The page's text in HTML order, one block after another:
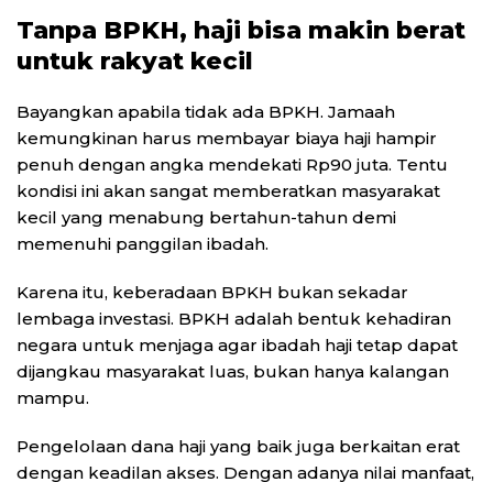
Tanpa BPKH, haji bisa makin berat
untuk rakyat kecil
Bayangkan apabila tidak ada BPKH. Jamaah
kemungkinan harus membayar biaya haji hampir
penuh dengan angka mendekati Rp90 juta. Tentu
kondisi ini akan sangat memberatkan masyarakat
kecil yang menabung bertahun-tahun demi
memenuhi panggilan ibadah.
Karena itu, keberadaan BPKH bukan sekadar
lembaga investasi. BPKH adalah bentuk kehadiran
negara untuk menjaga agar ibadah haji tetap dapat
dijangkau masyarakat luas, bukan hanya kalangan
mampu.
Pengelolaan dana haji yang baik juga berkaitan erat
dengan keadilan akses. Dengan adanya nilai manfaat,